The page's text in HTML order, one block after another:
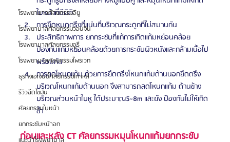
โรงพยาบาลศัลยกรรมอียู
โรงพยาบาลศัลยกรรมวอนจิน
โรงพยาบาลศัลยกรรมอูรี
โรงพยาบาลศัลยกรรมไพรเวท
ธุรกิจเอเจนซี่ศัลยกรรมเกาหลี
รีวิวฉีดไขมัน
ศัลยกรรมใบหน้า
ยกกระชับหน้าอก
ใบหน้าที่มีมิติ
การยึดหมุดตรึงที่แน่นที่บริเวณกระดูกที่ไม่สมานกัน
ประสิทธิภาพการ ยกกระชับที่แก้การเกิดแก้มหย่อนคล้อย
ป้องกันแก้มหย่อนคล้อยด้วยการกระชับผิวหนังและกล้ามเนื้อไป
พร้อมกัน
การลดโหนกแก้ม ด้วยการยึดตรึงโหนกแก้มด้านนอกยึดตรึง
บริเวณโหนกแก้มด้านนอก จึงสามารถลดโหนกแก้ม ด้านข้าง
บริเวณส่วนหน้าใบหู ได้ประมาณ5~8m และยัง ป้องกันไม่ให้เกิด
ซ้ำ
ก่อนและหลัง CT ศัลยกรรมหมุนโหนกแก้มยกกระชับ